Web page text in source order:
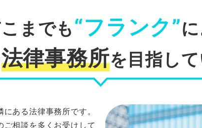
までも“フランク”に
法律事務所を目指し
ある法律事務所です。
相談を多くお受けして